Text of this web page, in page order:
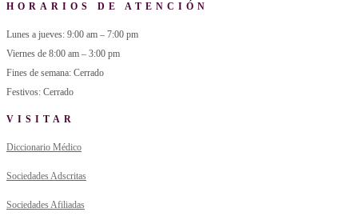
HORARIOS DE ATENCIÓN
Lunes a jueves: 9:00 am – 7:00 pm
Viernes de 8:00 am – 3:00 pm
Fines de semana: Cerrado
Festivos: Cerrado
VISITAR
Diccionario Médico
Sociedades Adscritas
Sociedades Afiliadas